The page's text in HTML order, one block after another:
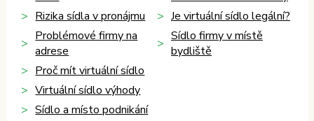
Rizika sídla v pronájmu
Problémové firmy na
adrese
Proč mít virtuální sídlo
Virtuální sídlo výhody
Sídlo a místo podnikání
Je virtuální sídlo legální?
Sídlo firmy v místě
bydliště